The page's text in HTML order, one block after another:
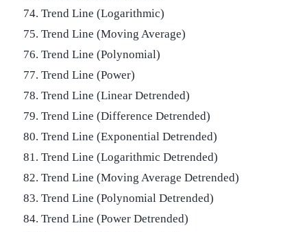
74. Trend Line (Logarithmic)
75. Trend Line (Moving Average)
76. Trend Line (Polynomial)
77. Trend Line (Power)
78. Trend Line (Linear Detrended)
79. Trend Line (Difference Detrended)
80. Trend Line (Exponential Detrended)
81. Trend Line (Logarithmic Detrended)
82. Trend Line (Moving Average Detrended)
83. Trend Line (Polynomial Detrended)
84. Trend Line (Power Detrended)